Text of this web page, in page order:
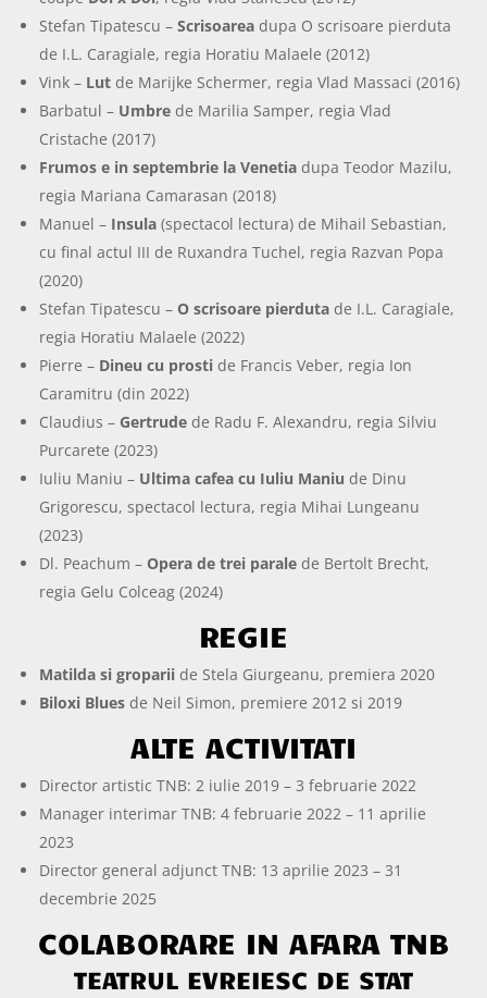
Stefan Tipatescu –Scrisoarea dupa O scrisoare pierduta
de I.L. Caragiale, regia Horatiu Malaele (2012)
Vink – Lut de Marijke Schermer, regia Vlad Massaci (2016)
Barbatul – Umbre de Marilia Samper, regia Vlad
Cristache (2017)
Frumos e in septembrie la Venetia dupa Teodor Mazilu,
regia Mariana Camarasan (2018)
Manuel – Insula (spectacol lectura) de Mihail Sebastian,
cu final actul III de Ruxandra Tuchel, regia Razvan Popa
(2020)
Stefan Tipatescu – O scrisoare pierduta de I.L. Caragiale,
regia Horatiu Malaele (2022)
Pierre – Dineu cu prosti de Francis Veber, regia Ion
Caramitru (din 2022)
Claudius – Gertrude de Radu F. Alexandru, regia Silviu
Purcarete (2023)
Iuliu Maniu – Ultima cafea cu Iuliu Maniu de Dinu
Grigorescu, spectacol lectura, regia Mihai Lungeanu
(2023)
Dl. Peachum – Opera de trei parale de Bertolt Brecht,
regia Gelu Colceag (2024)
REGIE
Matilda si groparii de Stela Giurgeanu, premiera 2020
Biloxi Blues de Neil Simon, premiere 2012 si 2019
ALTE ACTIVITATI
Director artistic TNB: 2 iulie 2019 – 3 februarie 2022
Manager interimar TNB: 4 februarie 2022 – 11 aprilie
2023
Director general adjunct TNB: 13 aprilie 2023 – 31
decembrie 2025
COLABORARE IN AFARA TNB
TEATRUL EVREIESC DE STAT